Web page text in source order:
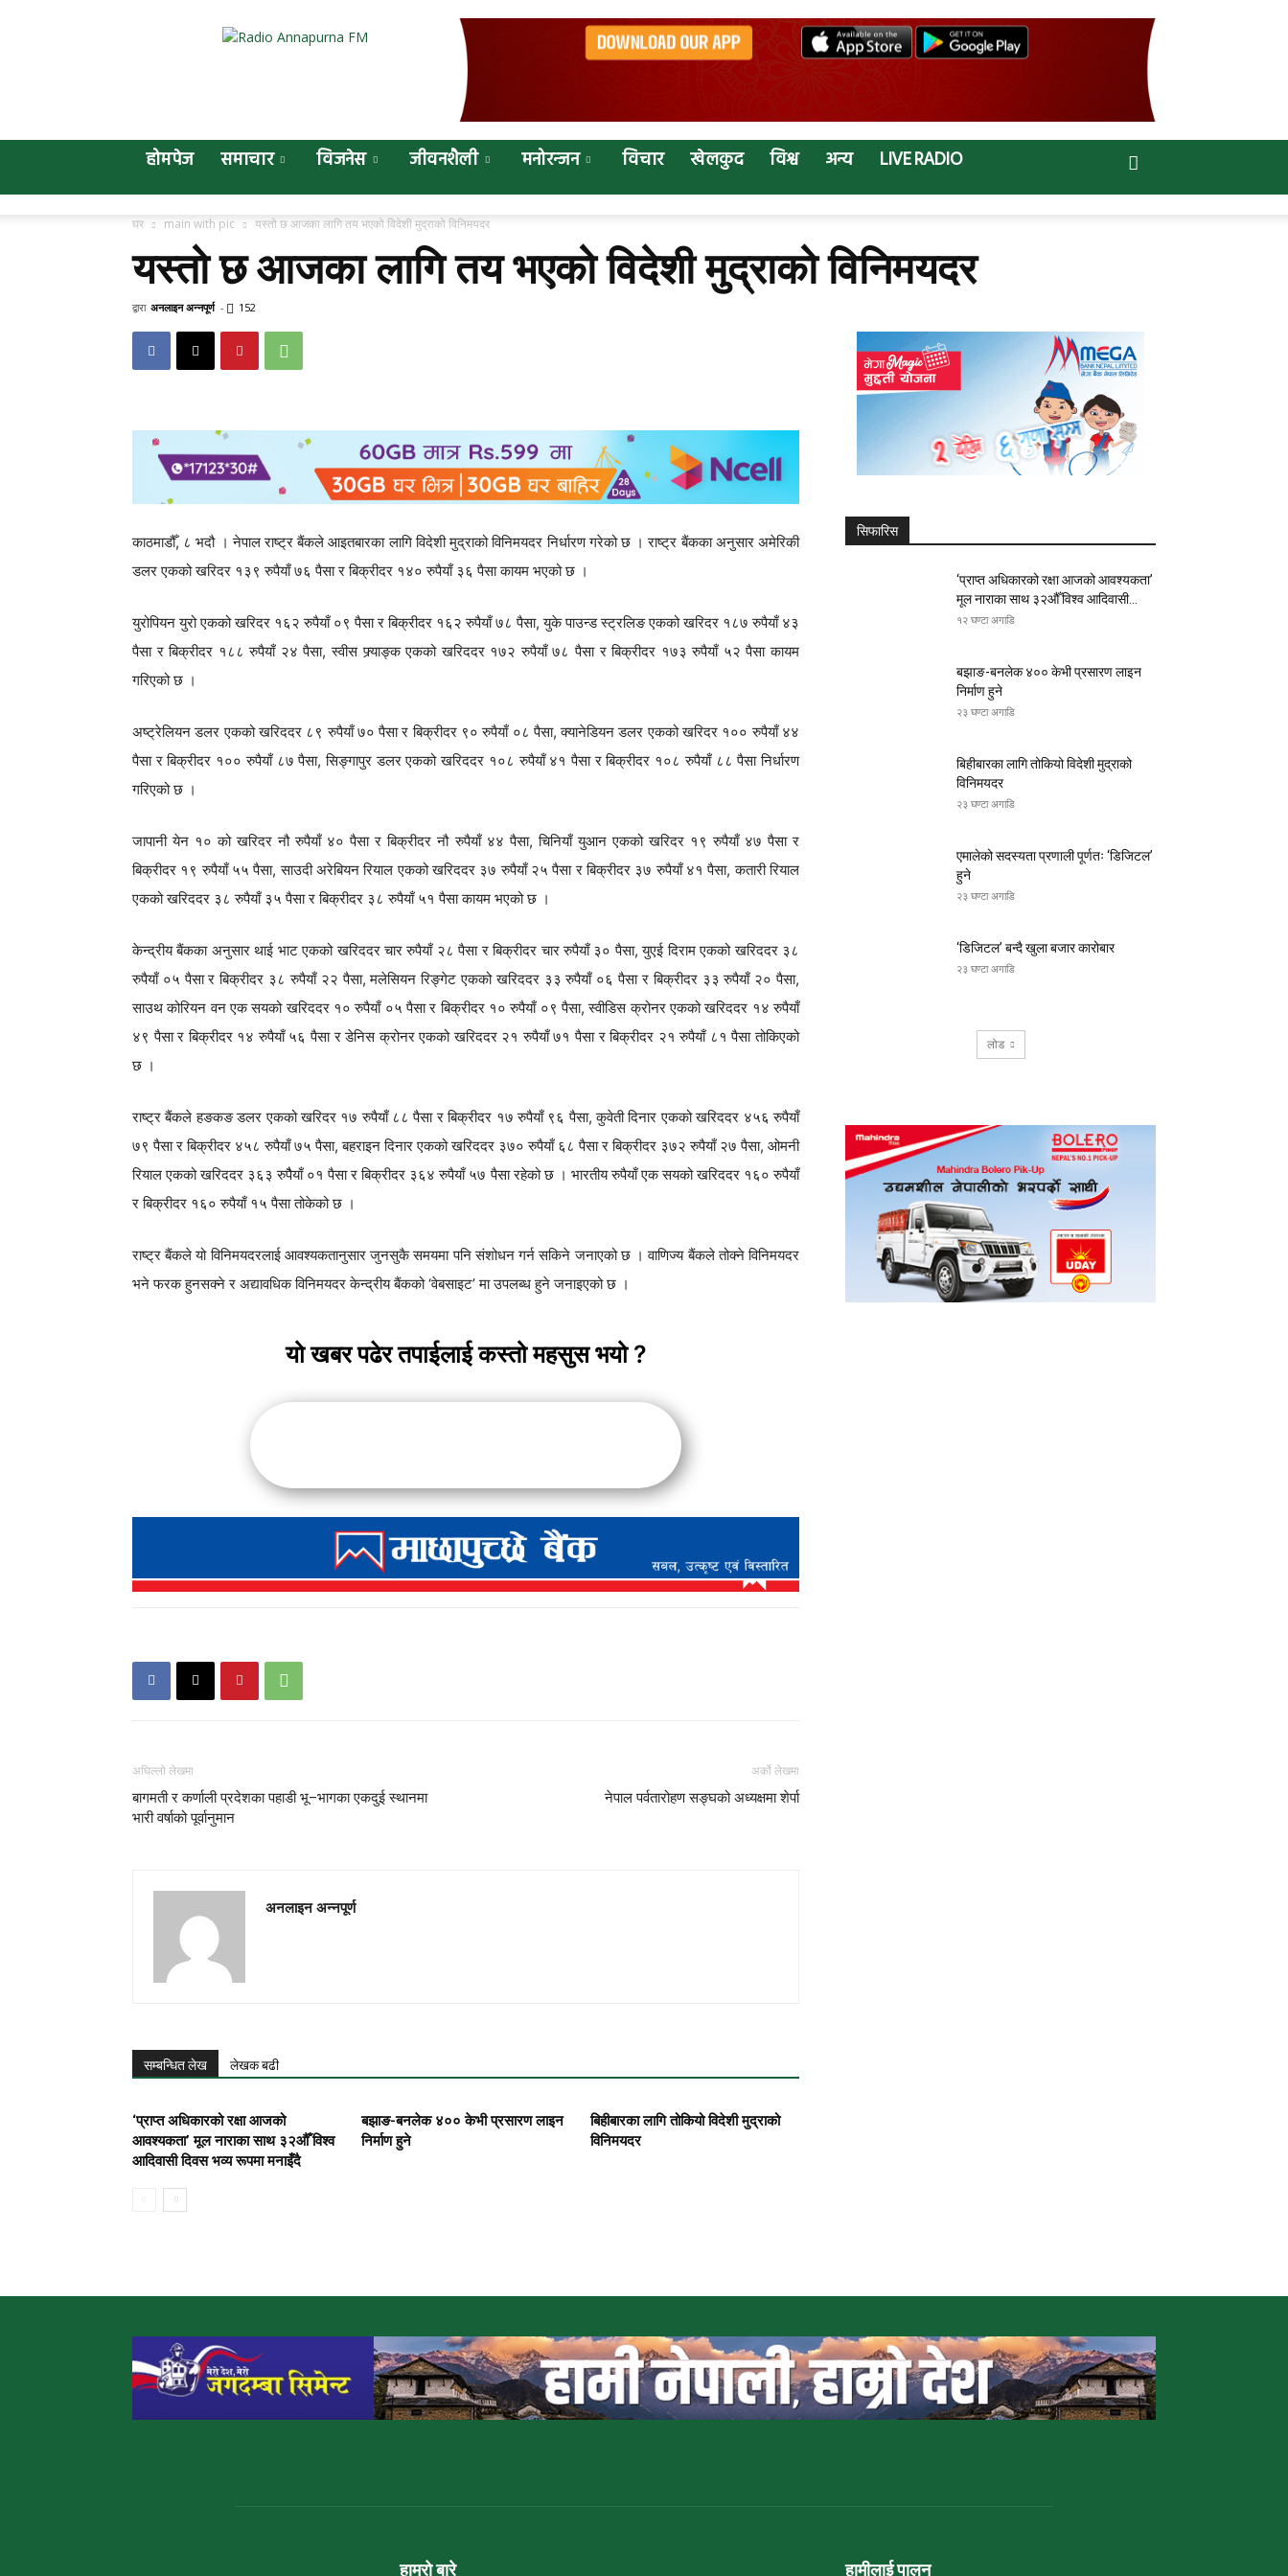
Online
होमपेज समाचार विजनेस जीवनशैली मनोरन्जन विचार खेलकुद विश्व अन्य LIVE RADIO
घर main with pic यस्तो छ आजका लागि तय भएको विदेशी मुद्राको विनिमयदर
यस्तो छ आजका लागि तय भएको विदेशी मुद्राको विनिमयदर
द्वारा अनलाइन अन्नपूर्ण - 152
काठमाडौँ, ८ भदौ । नेपाल राष्ट्र बैंकले आइतबारका लागि विदेशी मुद्राको विनिमयदर निर्धारण गरेको छ । राष्ट्र बैंकका अनुसार अमेरिकी
डलर एकको खरिदर १३९ रुपैयाँ ७६ पैसा र बिक्रीदर १४० रुपैयाँ ३६ पैसा कायम भएको छ ।
युरोपियन युरो एकको खरिदर १६२ रुपैयाँ ०९ पैसा र बिक्रीदर १६२ रुपैयाँ ७८ पैसा, युके पाउन्ड स्ट्रलिङ एकको खरिदर १८७ रुपैयाँ ४३
पैसा र बिक्रीदर १८८ रुपैयाँ २४ पैसा, स्वीस फ्र्याङ्क एकको खरिददर १७२ रुपैयाँ ७८ पैसा र बिक्रीदर १७३ रुपैयाँ ५२ पैसा कायम
गरिएको छ ।
अष्ट्रेलियन डलर एकको खरिददर ८९ रुपैयाँ ७० पैसा र बिक्रीदर ९० रुपैयाँ ०८ पैसा, क्यानेडियन डलर एकको खरिदर १०० रुपैयाँ ४४
पैसा र बिक्रीदर १०० रुपैयाँ ८७ पैसा, सिङ्गापुर डलर एकको खरिददर १०८ रुपैयाँ ४१ पैसा र बिक्रीदर १०८ रुपैयाँ ८८ पैसा निर्धारण
गरिएको छ ।
जापानी येन १० को खरिदर नौ रुपैयाँ ४० पैसा र बिक्रीदर नौ रुपैयाँ ४४ पैसा, चिनियाँ युआन एकको खरिदर १९ रुपैयाँ ४७ पैसा र
बिक्रीदर १९ रुपैयाँ ५५ पैसा, साउदी अरेबियन रियाल एकको खरिददर ३७ रुपैयाँ २५ पैसा र बिक्रीदर ३७ रुपैयाँ ४१ पैसा, कतारी रियाल
एकको खरिददर ३८ रुपैयाँ ३५ पैसा र बिक्रीदर ३८ रुपैयाँ ५१ पैसा कायम भएको छ ।
केन्द्रीय बैंकका अनुसार थाई भाट एकको खरिददर चार रुपैयाँ २८ पैसा र बिक्रीदर चार रुपैयाँ ३० पैसा, युएई दिराम एकको खरिददर ३८
रुपैयाँ ०५ पैसा र बिक्रीदर ३८ रुपैयाँ २२ पैसा, मलेसियन रिङ्गेट एकको खरिददर ३३ रुपैयाँ ०६ पैसा र बिक्रीदर ३३ रुपैयाँ २० पैसा,
साउथ कोरियन वन एक सयको खरिददर १० रुपैयाँ ०५ पैसा र बिक्रीदर १० रुपैयाँ ०९ पैसा, स्वीडिस क्रोनर एकको खरिददर १४ रुपैयाँ
४९ पैसा र बिक्रीदर १४ रुपैयाँ ५६ पैसा र डेनिस क्रोनर एकको खरिददर २१ रुपैयाँ ७१ पैसा र बिक्रीदर २१ रुपैयाँ ८१ पैसा तोकिएको
छ ।
राष्ट्र बैंकले हङकङ डलर एकको खरिदर १७ रुपैयाँ ८८ पैसा र बिक्रीदर १७ रुपैयाँ ९६ पैसा, कुवेती दिनार एकको खरिददर ४५६ रुपैयाँ
७९ पैसा र बिक्रीदर ४५८ रुपैयाँ ७५ पैसा, बहराइन दिनार एकको खरिददर ३७० रुपैयाँ ६८ पैसा र बिक्रीदर ३७२ रुपैयाँ २७ पैसा, ओमनी
रियाल एकको खरिददर ३६३ रुपैैयाँ ०१ पैसा र बिक्रीदर ३६४ रुपैयाँ ५७ पैसा रहेको छ । भारतीय रुपैयाँ एक सयको खरिददर १६० रुपैयाँ
र बिक्रीदर १६० रुपैयाँ १५ पैसा तोकेको छ ।
राष्ट्र बैंकले यो विनिमयदरलाई आवश्यकतानुसार जुनसुकै समयमा पनि संशोधन गर्न सकिने जनाएको छ । वाणिज्य बैंकले तोक्ने विनिमयदर
भने फरक हुनसक्ने र अद्यावधिक विनिमयदर केन्द्रीय बैंकको ‘वेबसाइट’ मा उपलब्ध हुने जनाइएको छ ।
यो खबर पढेर तपाईलाई कस्तो महसुस भयो ?
अघिल्लो लेखमा
बागमती र कर्णाली प्रदेशका पहाडी भू–भागका एकदुई स्थानमा
भारी वर्षाको पूर्वानुमान
अर्को लेखमा
नेपाल पर्वतारोहण सङ्घको अध्यक्षमा शेर्पा
अनलाइन अन्नपूर्ण
सम्बन्धित लेख लेखक बढी
‘प्राप्त अधिकारको रक्षा आजको
आवश्यकता’ मूल नाराका साथ ३२औँ विश्व
आदिवासी दिवस भव्य रूपमा मनाइँदै
बझाङ-बनलेक ४०० केभी प्रसारण लाइन
निर्माण हुने
बिहीबारका लागि तोकियो विदेशी मुद्राको
विनिमयदर
सिफारिस
‘प्राप्त अधिकारको रक्षा आजको आवश्यकता’
मूल नाराका साथ ३२औँ विश्व आदिवासी...
१२ घण्टा अगाडि
बझाङ-बनलेक ४०० केभी प्रसारण लाइन
निर्माण हुने
२३ घण्टा अगाडि
बिहीबारका लागि तोकियो विदेशी मुद्राको
विनिमयदर
२३ घण्टा अगाडि
एमालेको सदस्यता प्रणाली पूर्णतः ‘डिजिटल’
हुने
२३ घण्टा अगाडि
‘डिजिटल’ बन्दै खुला बजार कारोबार
२३ घण्टा अगाडि
लोड
हाम्रो बारे हामीलाई पालन